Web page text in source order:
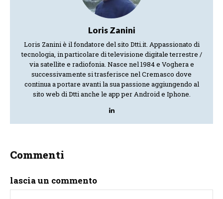
Loris Zanini
Loris Zanini è il fondatore del sito Dtti.it. Appassionato di
tecnologia, in particolare di televisione digitale terrestre /
via satellite e radiofonia. Nasce nel 1984 e Voghera e
successivamente si trasferisce nel Cremasco dove
continua a portare avanti la sua passione aggiungendo al
sito web di Dtti anche le app per Android e Iphone.
Commenti
lascia un commento